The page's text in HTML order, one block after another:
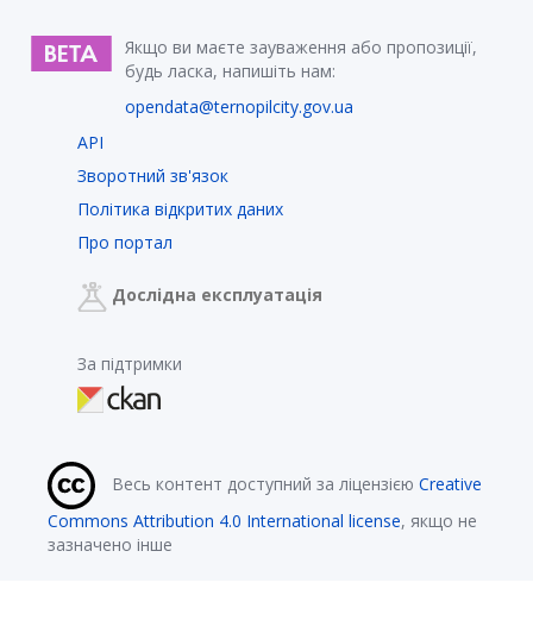
Якщо ви маєте зауваження або пропозиції,
будь ласка, напишіть нам:
opendata@ternopilcity.gov.ua
API
Зворотний зв'язок
Політика відкритих даних
Про портал
Дослідна експлуатація
За підтримки
Весь контент доступний за ліцензією Creative
Commons Attribution 4.0 International license, якщо не
зазначено інше